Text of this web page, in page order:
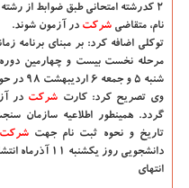
۲ كدرشته امتحانی طبق ضوابط از
نام، متقاضی شركت در آزمون شوند.
توكلی اضافه كرد: بر مبنای برنامه
مرحله نخست بیست و چهارمین دوره
شنبه ۵ و جمعه ۶ اردیبهشت ۹۸ در حوزه های امتحانی مربوط برگزار می گردد.
وی تصریح كرد: كارت شركت
گردد. همینطور اطلاعیه سازمان
تاریخ و نحوه ثبت نام جهتشركت
دانشجویی روز یكشنبه ۱۱ آذرماه انتشار یافته است.
انتهای